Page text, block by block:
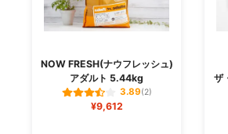
NOW FRESH(ナウフレッシュ)
アダルト 5.44kg
3.89(2)
¥9,612
ザ